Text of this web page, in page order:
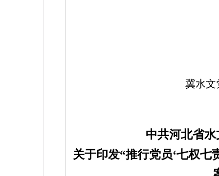
冀水
中共河北省
关于印发“推行党员‘七权七